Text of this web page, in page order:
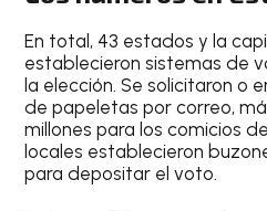
En total, 43 estados y la
establecieron sistemas de
la elección. Se solicitaron o
de papeletas por correo,
millones para los comicios
locales establecieron
para depositar el voto.